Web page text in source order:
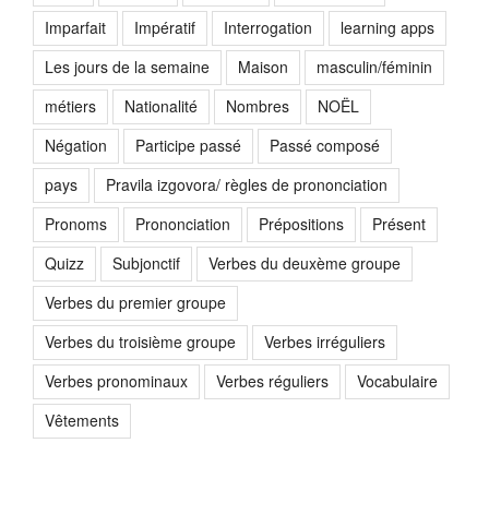
Imparfait
Impératif Interrogation
learning apps
Les jours de la semaine
Maison
masculin/féminin
métiers
Nationalité Nombres
NOËL
Négation
Participe passé
Passé composé
pays
Pravila izgovora/ règles de prononciation
Pronoms
Prononciation Prépositions
Présent
Quizz
Subjonctif
Verbes du deuxème groupe
Verbes du premier groupe
Verbes du troisième groupe
Verbes irréguliers
Verbes pronominaux
Verbes réguliers
Vocabulaire
Vêtements